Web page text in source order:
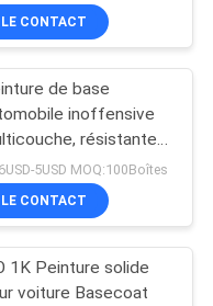
LE CONTACT
de base
inoffensive
résistante
intempéries,
acrylique
voiture
5USD MOQ:100Boîtes
LE CONTACT
1K Peinture solide
voiture Basecoat